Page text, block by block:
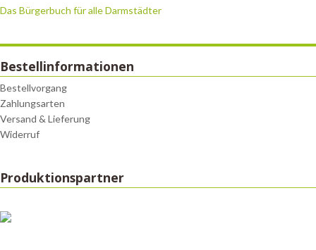
Das Bürgerbuch für alle Darmstädter
Bestellinformationen
Bestellvorgang
Zahlungsarten
Versand & Lieferung
Widerruf
Produktionspartner